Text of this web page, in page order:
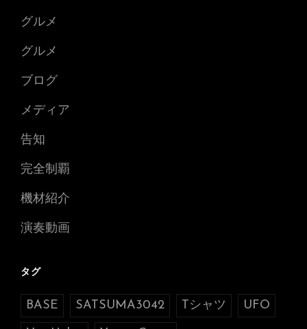
グルメ
グルメ
ブログ
メディア
告知
完全制覇
機材紹介
演奏動画
タグ
BASE SATSUMA3042 Tシャツ UFO